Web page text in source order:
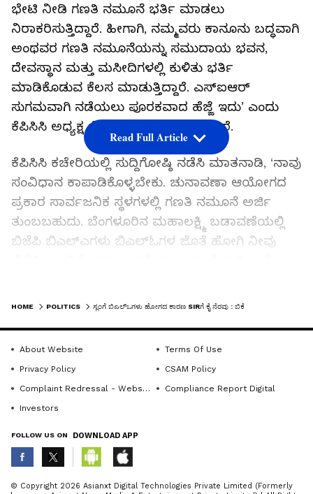
ಭೇಟಿ ನೀಡಿ ಗಣತಿ ನಮೂನೆ ಭರ್ತಿ ಮಾಡಲು
ನಿರಾಕರಿಸುತ್ತಿದ್ದಾರೆ. ಹೀಗಾಗಿ, ನಮ್ಮವರು ಕಾನೂನು ಬದ್ಧವಾಗಿ
ಅಂಥವರ ಗಣತಿ ನಮೂನೆಯನ್ನು ಸಮುದಾಯ ಭವನ,
ದೇವಸ್ಥಾನ ಮತ್ತು ಮಸೀದಿಗಳಲ್ಲಿ ಕುಳಿತು ಭರ್ತಿ
ಮಾಡಿಕೊಡುವ ಕೆಲಸ ಮಾಡುತ್ತಿದ್ದಾರೆ. ಎಸ್‌ಐಆರ್‌
ಸುಗಮವಾಗಿ ನಡೆಯಲು ಪೂರಕವಾದ ಹೆಜ್ಜೆ ಇದು’ ಎಂದು
ಕೆಪಿಸಿಸಿ ಅಧ್ಯಕ್ಷ ಬಿ.ಕೆ. ಹರಿಪ್ರಸಾದ್ ಹೇಳಿದ್ದಾರೆ.
ಕೆಪಿಸಿಸಿ ಕಚೇರಿಯಲ್ಲಿ ಸುದ್ದಿಗೋಷ್ಠಿ ನಡೆಸಿ ಮಾತನಾಡಿ, ‘ನಾವು
ಸಂವಿಧಾನ ಕಾಪಾಡಿಕೊಳ್ಳಬೇಕು. ಚುನಾವಣಾ ಆಯೋಗದ
ಪ್ರಕಾರ ಸಾರ್ವಜನಿಕ ಸ್ಥಳಗಳಲ್ಲಿ ಗಣತಿ ನಮೂನೆ ಅರ್ಜಿ
ತುಂಬಬಹುದು. ಬೆಂಗಳೂರಿನ ಮಹಾಲಕ್ಷ್ಮಿ ಬಡಾವಣೆಯಲ್ಲಿ
ಬಿಜೆಪಿ ಬಿಎಲ್ಎಗಳು ಬಿಎಲ್ಓಗಳ ಜೊತೆ ಹೋಗಿ ನೀವು
ಜಯನಗರದಲ್ಲಿ ಧಮಕಿ ಹಾಕಲಾಗುತ್ತಿದೆ. ಇದರ ಬಗ್ಗೆ ಯಾಕೆ
50 ಲಕ್ಷ ಜನರನ್ನು ಕೈಬಿಡಲು ಮುಂದಾಗಿದ್ದಾರೆ:
ರಾಜ್ಯದಲ್ಲಿ 5.65ಕೋಟಿ ಮತದಾರರ ಮ್ಯಾಪಿಂಗ್ ಆಗಿದ್ದು, 50
ಮಸೀದಿಯಲ್ಲಿ ಕಾಂಗ್ರೆಸ್ ನಾಯಕರ ಮನೆಯಲ್ಲಿ ಗಣತಿ
ನಮೂನೆ ತುಂಬಲಾಗುತ್ತಿದೆ ಎಂದು ಕುಮಾರಸ್ವಾಮಿ
ಆರೋಪಿಸಿದ್ದಾರೆ. ರಾಮನಗರ ಉಪಚುನಾವಣೆಯಲ್ಲಿ ಅನಿತಾ
Read Full Article
ABOUT THE AUTHOR
HOME POLITICS ಸ್ಲಂಗೆ ಬಿಎಲ್‌ಒಗಳು ಹೋಗದ ಕಾರಣ SIRಗೆ ಕೈ ನೆರವು : ಬಿಕೆ
About Website
Terms Of Use
Privacy Policy
CSAM Policy
Complaint Redressal - Website
Compliance Report Digital
Investors
FOLLOW US ON DOWNLOAD APP
© Copyright 2026 Asianxt Digital Technologies Private Limited (Formerly